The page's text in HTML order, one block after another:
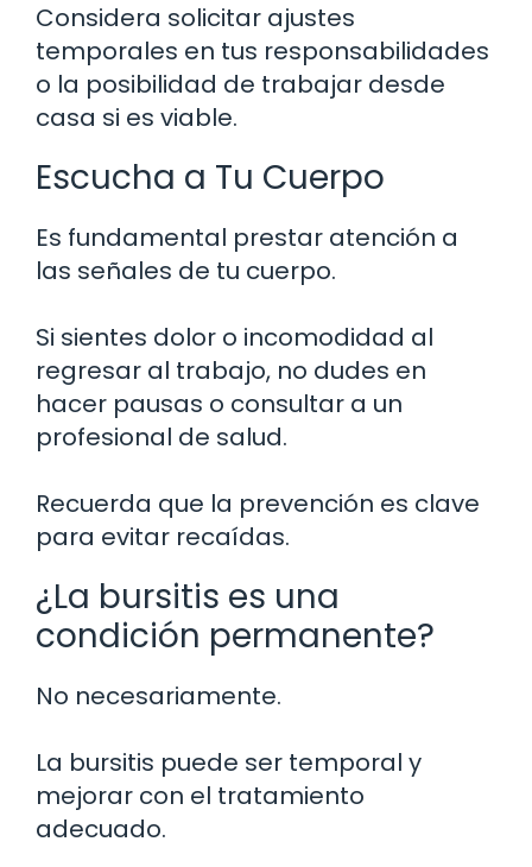
Considera solicitar ajustes
temporales en tus responsabilidades
o la posibilidad de trabajar desde
casa si es viable.
Escucha a Tu Cuerpo
Es fundamental prestar atención a
las señales de tu cuerpo.
Si sientes dolor o incomodidad al
regresar al trabajo, no dudes en
hacer pausas o consultar a un
profesional de salud.
Recuerda que la prevención es clave
para evitar recaídas.
¿La bursitis es una
condición permanente?
No necesariamente.
La bursitis puede ser temporal y
mejorar con el tratamiento
adecuado.